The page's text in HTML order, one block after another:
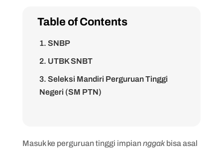
Table of Contents
1. SNBP
2. UTBK SNBT
3. Seleksi Mandiri Perguruan Tinggi
Negeri (SM PTN)
5. UM PTKIN (Ujian Masuk PTKIN)
Masuk ke perguruan tinggi impiannggakbisa asal